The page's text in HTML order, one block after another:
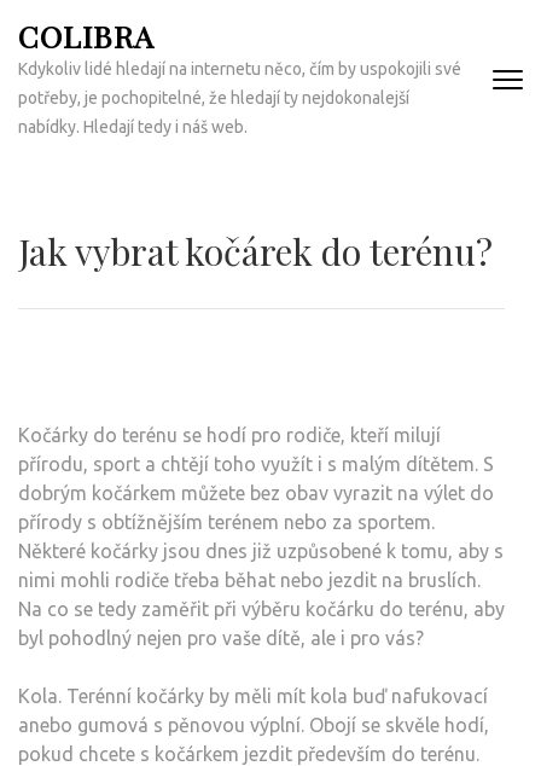
na
obsah
(Enter)
COLIBRA
Kdykoliv lidé hledají na internetu něco, čím by uspokojili své
potřeby, je pochopitelné, že hledají ty nejdokonalejší
nabídky. Hledají tedy i náš web.
Jak vybrat kočárek do terénu?
Kočárky do terénu se hodí pro rodiče, kteří milují
přírodu, sport a chtějí toho využít i s malým dítětem. S
dobrým kočárkem můžete bez obav vyrazit na výlet do
přírody s obtížnějším terénem nebo za sportem.
Některé kočárky jsou dnes již uzpůsobené k tomu, aby s
nimi mohli rodiče třeba běhat nebo jezdit na bruslích.
Na co se tedy zaměřit při výběru kočárku do terénu, aby
byl pohodlný nejen pro vaše dítě, ale i pro vás?
Kola. Terénní kočárky by měli mít kola buď nafukovací
anebo gumová s pěnovou výplní. Obojí se skvěle hodí,
pokud chcete s kočárkem jezdit především do terénu.